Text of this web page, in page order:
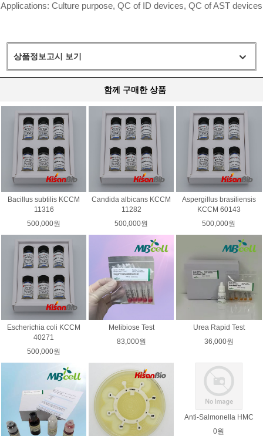
Applications: Culture purpose, QC of ID devices, QC of AST devices
상품정보고시 보기
함께 구매한 상품
Bacillus subtilis KCCM
11316
500,000원
Candida albicans KCCM
11282
500,000원
Aspergillus brasiliensis
KCCM 60143
500,000원
Escherichia coli KCCM
40271
500,000원
Melibiose Test
83,000원
Urea Rapid Test
36,000원
Anti-Salmonella HMC
0원